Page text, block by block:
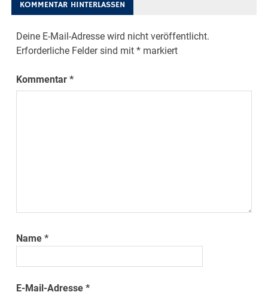
KOMMENTAR HINTERLASSEN
Deine E-Mail-Adresse wird nicht veröffentlicht.
Erforderliche Felder sind mit* markiert
Kommentar*
Name*
E-Mail-Adresse*